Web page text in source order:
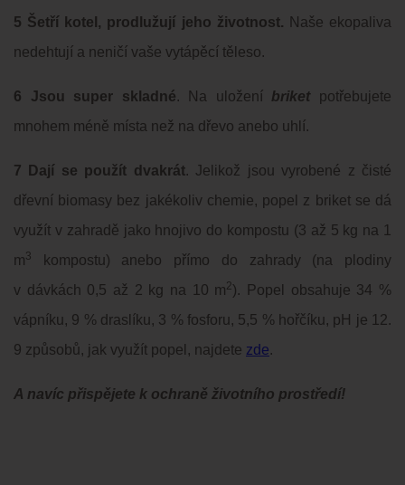
5 Šetří kotel, prodlužují jeho životnost. Naše ekopaliva
nedehtují a neničí vaše vytápěcí těleso.
6 Jsou super skladné. Na uložení briket potřebujete
mnohem méně místa než na dřevo anebo uhlí.
7 Dají se použít dvakrát. Jelikož jsou vyrobené z čisté
dřevní biomasy bez jakékoliv chemie, popel z briket se dá
využít v zahradě jako hnojivo do kompostu (3 až 5 kg na 1
m3
kompostu) anebo přímo do zahrady (na plodiny
v dávkách 0,5 až 2 kg na 10 m2). Popel obsahuje 34 %
vápníku, 9 % draslíku, 3 % fosforu, 5,5 % hořčíku, pH je 12.
9 způsobů, jak využít popel, najdete zde.
A navíc přispějete k ochraně životního prostředí!